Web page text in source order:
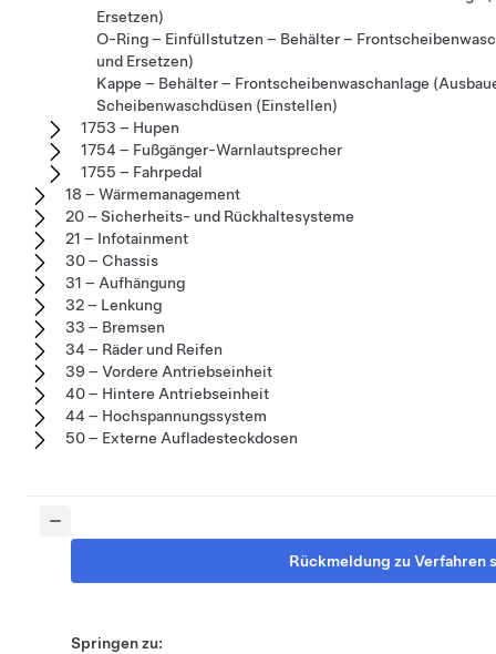
Ersetzen)
O-Ring – Einfüllstutzen – Behälter –
und Ersetzen)
Kappe – Behälter – Frontscheibenwaschanlage
Scheibenwaschdüsen (Einstellen)
1753 – Hupen
1754 – Fußgänger-Warnlautsprecher
1755 – Fahrpedal
18 – Wärmemanagement
20 – Sicherheits- und Rückhaltesysteme
21 – Infotainment
30 – Chassis
31 – Aufhängung
32 – Lenkung
33 – Bremsen
34 – Räder und Reifen
39 – Vordere Antriebseinheit
40 – Hintere Antriebseinheit
44 – Hochspannungssystem
50 – Externe Aufladesteckdosen
Rückmeldung zu Verfahren
Springen zu: